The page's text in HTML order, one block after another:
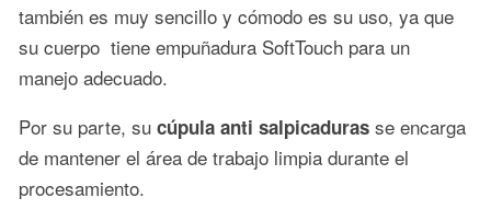
también es muy sencillo y cómodo es su uso, ya que
su cuerpo tiene empuñadura SoftTouch para un
manejo adecuado.
Por su parte, su cúpula anti salpicaduras se encarga
de mantener el área de trabajo limpia durante el
procesamiento.